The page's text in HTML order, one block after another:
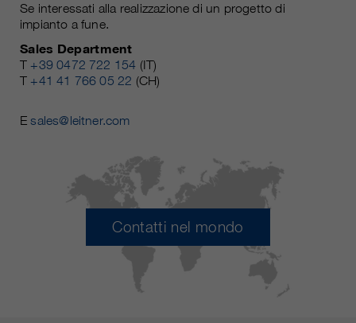
Se interessati alla realizzazione di un progetto di
impianto a fune.
Sales Department
T +39 0472 722 154 (IT)
T +41 41 766 05 22 (CH)
Esales@leitner.com
Contatti nel mondo